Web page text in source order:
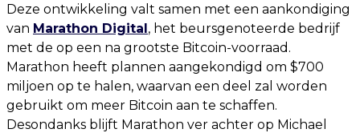
Deze ontwikkeling valt samen met een aankondiging
van Marathon Digital, het beursgenoteerde bedrijf
met de op een na grootste Bitcoin-voorraad.
Marathon heeft plannen aangekondigd om $700
miljoen op te halen, waarvan een deel zal worden
gebruikt om meer Bitcoin aan te schaffen.
Desondanks blijft Marathon ver achter op Michael